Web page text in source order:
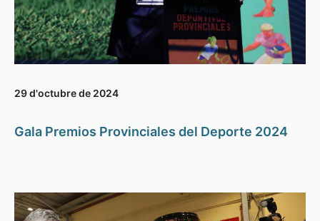
29 d'octubre de 2024
Gala Premios Provinciales del Deporte 2024